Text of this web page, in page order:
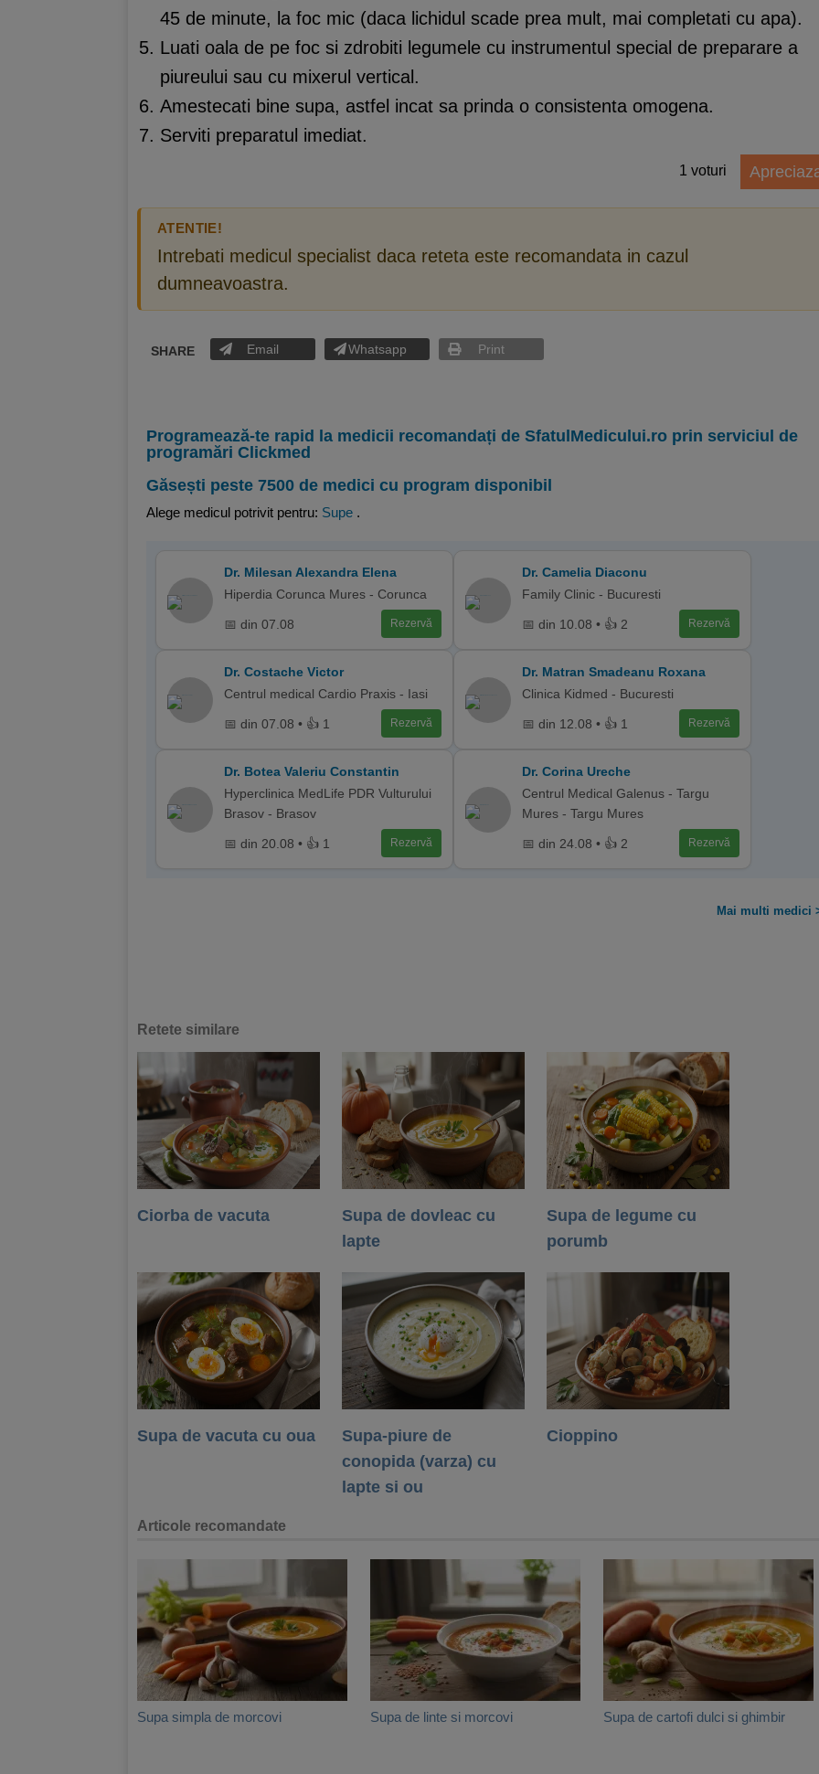
45 de minute, la foc mic (daca lichidul scade prea mult, mai completati cu apa).
Luati oala de pe foc si zdrobiti legumele cu instrumentul special de preparare a
piureului sau cu mixerul vertical.
Amestecati bine supa, astfel incat sa prinda o consistenta omogena.
Serviti preparatul imediat.
1 voturi
ATENTIE!
Intrebati medicul specialist daca reteta este recomandata in cazul
dumneavoastra.
SHARE Email Whatsapp Print
Programează-te rapid la medicii recomandați de SfatulMedicului.ro prin serviciul de
programări Clickmed
Găsești peste 7500 de medici cu program disponibil
Alege medicul potrivit pentru: Supe .
Dr. Milesan Alexandra Elena
Hiperdia Corunca Mures - Corunca
📅 din 07.08 Rezervă
Dr. Camelia Diaconu
Family Clinic - Bucuresti
📅 din 10.08 • 👍 2 Rezervă
Dr. Costache Victor
Centrul medical Cardio Praxis - Iasi
📅 din 07.08 • 👍 1 Rezervă
Dr. Matran Smadeanu Roxana
Clinica Kidmed - Bucuresti
📅 din 12.08 • 👍 1 Rezervă
Dr. Botea Valeriu Constantin
Hyperclinica MedLife PDR Vulturului
Brasov - Brasov
📅 din 20.08 • 👍 1 Rezervă
Dr. Corina Ureche
Centrul Medical Galenus - Targu
Mures - Targu Mures
📅 din 24.08 • 👍 2 Rezervă
Mai multi medici
Retete similare
Ciorba de vacuta
Supa de dovleac cu
lapte
Supa de legume cu
porumb
Supa de vacuta cu oua
Supa-piure de
conopida (varza) cu
lapte si ou
Cioppino
Articole recomandate
Supa simpla de morcovi Supa de linte si morcovi Supa de cartofi dulci si ghimbir